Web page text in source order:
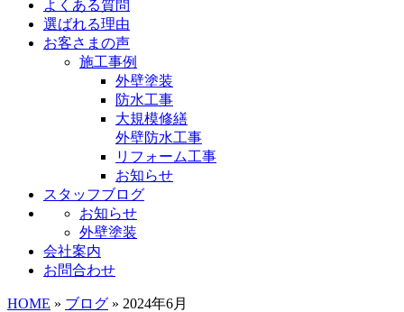
よくある質問
選ばれる理由
お客さまの声
施工事例
外壁塗装
防水工事
大規模修繕
外壁防水工事
リフォーム工事
お知らせ
スタッフブログ
お知らせ
外壁塗装
会社案内
お問合わせ
HOME » ブログ » 2024年6月